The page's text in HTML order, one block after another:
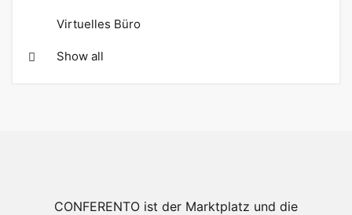
Virtuelles Büro
Show all
CONFERENTO ist der Marktplatz und die